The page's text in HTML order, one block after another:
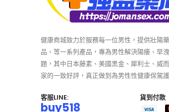
健康商城致力於服務每一位男性，提供壯陽
品、等一系列產品，專為男性解決陽痿、早
題，其中日本藤素、美國黑金、犀利士、威
家的一致好評，真正做到為男性性健康保駕
客服LINE:
buy518
貨到付款